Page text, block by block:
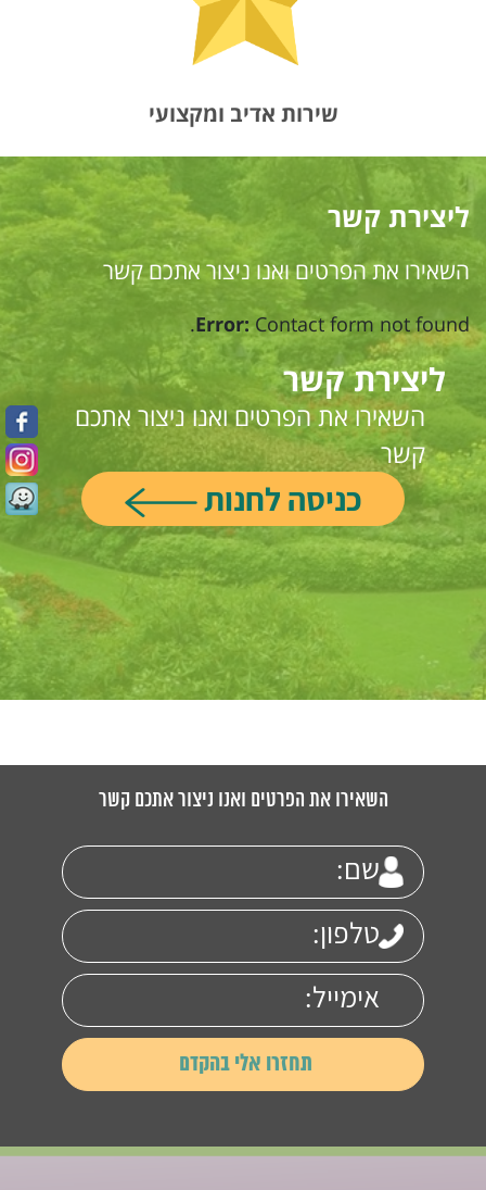
שירות אדיב ומקצועי
ליצירת קשר
השאירו את הפרטים ואנו ניצור אתכם קשר
Error:Contact form not found.
ליצירת קשר
השאירו את הפרטים ואנו ניצור אתכם
קשר
כניסה לחנות
השאירו את הפרטים ואנו ניצור אתכם קשר